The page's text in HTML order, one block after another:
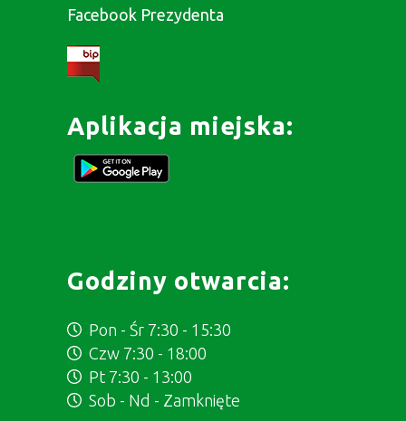
Facebook Prezydenta
Aplikacja miejska:
Godziny otwarcia:
Pon - Śr 7:30 - 15:30
Czw 7:30 - 18:00
Pt 7:30 - 13:00
Sob - Nd - Zamknięte